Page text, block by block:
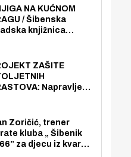
upotrebi. Pristup
i besplatan
sve građane i
NA KUĆNOM
/ Šibenska
knjižnica
na kućnu adresu
biciklom.
ZAŠITE
Napravljen
Zoričić, trener
kluba „ Šibenik
za djecu iz kvarta